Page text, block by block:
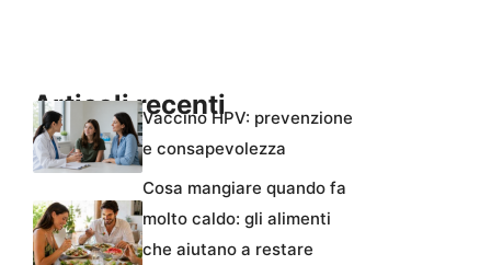
Articoli recentiVaccino HPV: prevenzione
e consapevolezza
Cosa mangiare quando fa
molto caldo: gli alimenti
che aiutano a restare